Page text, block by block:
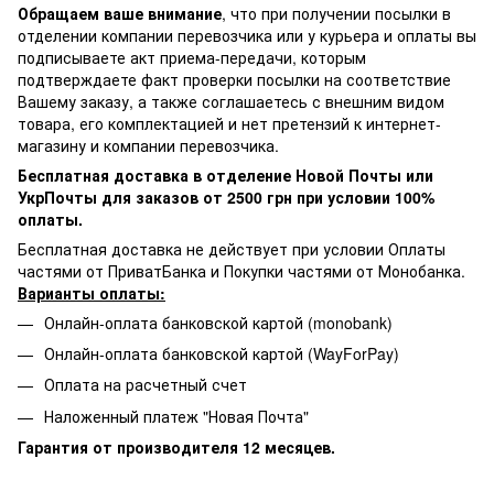
Обращаем ваше внимание, что при получении посылки в
отделении компании перевозчика или у курьера и оплаты вы
подписываете акт приема-передачи, которым
подтверждаете факт проверки посылки на соответствие
Вашему заказу, а также соглашаетесь с внешним видом
товара, его комплектацией и нет претензий к интернет-
магазину и компании перевозчика.
Бесплатная доставка в отделение Новой Почты или
УкрПочты для заказов от 2500 грн при условии 100%
оплаты.
Бесплатная доставка не действует при условии Оплаты
частями от ПриватБанка и Покупки частями от Монобанка.
Варианты оплаты:
Онлайн-оплата банковской картой (monobank)
Онлайн-оплата банковской картой (WayForPay)
Оплата на расчетный счет
Наложенный платеж "Новая Почта"
Гарантия от производителя 12 месяцев.